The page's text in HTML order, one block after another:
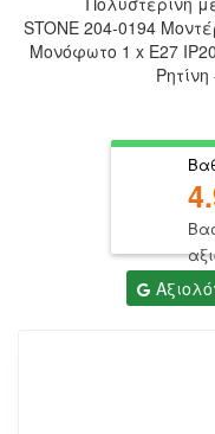
STONE 204-0194
Μονόφωτο 1 x E27